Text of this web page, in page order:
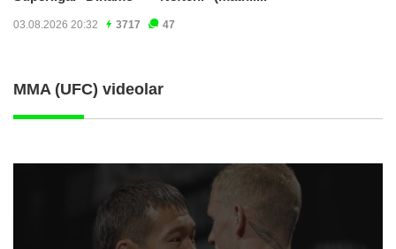
03.08.2026 20:32 3717 47
MMA (UFC) videolar